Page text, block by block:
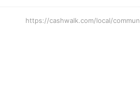
https://cashwalk.com/local/